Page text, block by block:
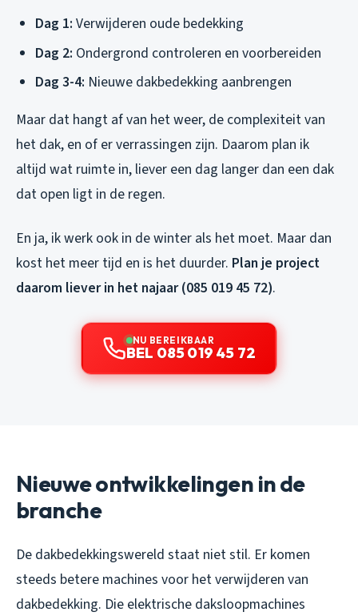
Dag 1: Verwijderen oude bedekking
Dag 2: Ondergrond controleren en voorbereiden
Dag 3-4: Nieuwe dakbedekking aanbrengen
Maar dat hangt af van het weer, de complexiteit van
het dak, en of er verrassingen zijn. Daarom plan ik
altijd wat ruimte in, liever een dag langer dan een dak
dat open ligt in de regen.
En ja, ik werk ook in de winter als het moet. Maar dan
kost het meer tijd en is het duurder. Plan je project
daarom liever in het najaar (085 019 45 72).
NU BEREIKBAAR
BEL 085 019 45 72
Nieuwe ontwikkelingen in de
branche
De dakbedekkingswereld staat niet stil. Er komen
steeds betere machines voor het verwijderen van
dakbedekking. Die elektrische daksloopmachines